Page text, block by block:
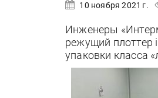
10 ноября 2021 г.
Инженеры
режущий плоттер
упаковки класса